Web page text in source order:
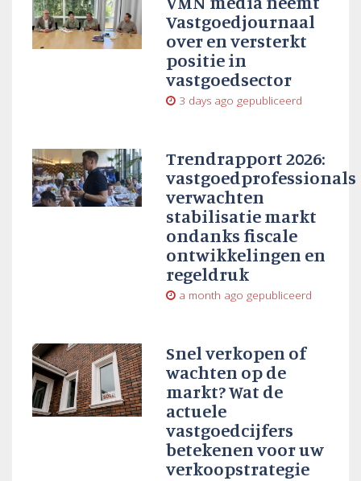
Vastgoedjournaal
over en versterkt
positie in
vastgoedsector
3 days ago gepubliceerd
Trendrapport 2026:
vastgoedprofessionals
verwachten
stabilisatie markt
ondanks fiscale
ontwikkelingen en
regeldruk
a month ago gepubliceerd
Snel verkopen of
wachten op de
markt? Wat de
actuele
vastgoedcijfers
betekenen voor uw
verkoopstrategie